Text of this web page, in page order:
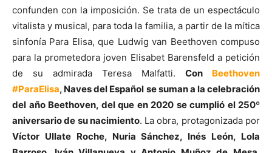
confunden con la imposición. Se trata de un espectáculo
vitalista y musical, para toda la familia, a partir de la mítica
sinfonía Para Elisa, que Ludwig van Beethoven compuso
para la prometedora joven Elisabet Barensfeld a petición
de su admirada Teresa Malfatti. Con Beethoven
#ParaElisa, Naves del Español se suman a la celebración
del año Beethoven, del que en 2020 se cumplió el 250º
aniversario de su nacimiento. La obra, protagonizada por
Víctor Ullate Roche, Nuria Sánchez, Inés León, Lola